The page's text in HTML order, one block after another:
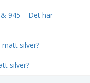
945 – Det här
silver?
silver?